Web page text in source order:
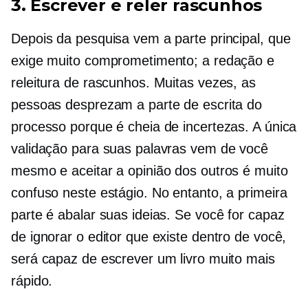
3. Escrever e reler rascunhos
Depois da pesquisa vem a parte principal, que
exige muito comprometimento; a redação e
releitura de rascunhos. Muitas vezes, as
pessoas desprezam a parte de escrita do
processo porque é cheia de incertezas. A única
validação para suas palavras vem de você
mesmo e aceitar a opinião dos outros é muito
confuso neste estágio. No entanto, a primeira
parte é abalar suas ideias. Se você for capaz
de ignorar o editor que existe dentro de você,
será capaz de escrever um livro muito mais
rápido.